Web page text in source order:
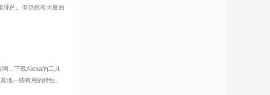
理的。但仍然有大量的
，下载Alexa的工具
他一些有用的特性。